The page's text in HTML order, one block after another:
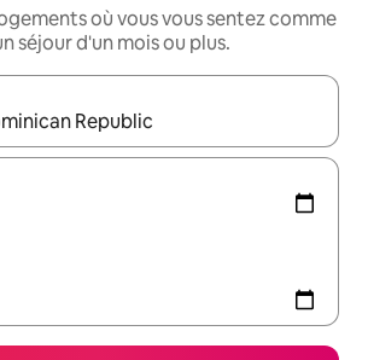
où vous vous sentez comme
séjour d'un mois ou plus.
s'affichent, utilisez les flèches vers le